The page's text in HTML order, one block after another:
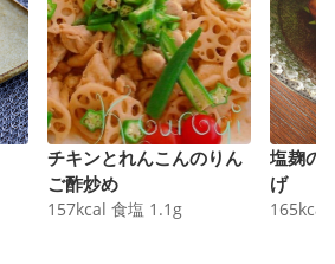
チキンとれんこんのりん
ご酢炒め
157kcal 食塩 1.1 g
塩麹の
げ
165kcal